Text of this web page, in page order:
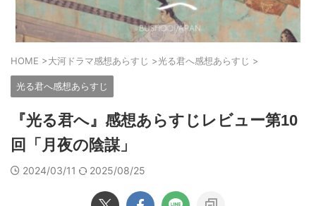
HOME >大河ドラマ感想あらすじ >光る君へ感想あらすじ >
光る君へ感想あらすじ
『光る君へ』感想あらすじレビュー第10
回「月夜の陰謀」
2024/03/11 2025/08/25